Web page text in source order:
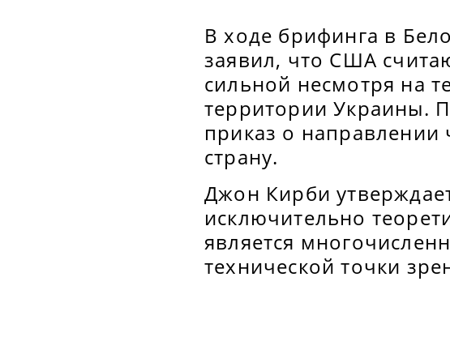
В ходе брифинга в
заявил, что США
сильной несмотря на
территории Украины.
приказ о направлении
страну.
Джон Кирби
исключительно
является
технической точки